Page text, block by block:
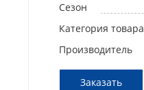
Сезон
Категория товара
Производитель
Заказать